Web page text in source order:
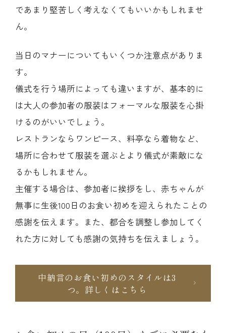
であまり堅苦しく考えなくてもいいかもしれませ
ん。
当日のマナーについてもいくつか注意点がありま
す。
儀式を行う場所によっても違いますが、基本的に
は大人の参加者の服装はフォーマルな服装を心掛
けるのがいいでしょう。
レストランならワンピース、料亭なら着物など、
場所に合わせて服装を選ぶとより儀式が素敵にな
るかもしれません。
主催する場合は、参加者に挨拶をし、赤ちゃんが
無事に生後100日のお食い初めを迎えられたことの
感謝を伝えます。また、都合を調整し参加してく
れた方に対しても感謝の気持ちを伝えましょう。
中納言のお食い初めのスタイルは3
つ。詳しくはこちら